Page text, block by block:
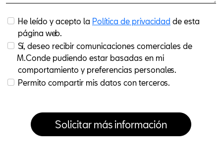
He leído y acepto la Política de privacidad de esta
página web.
Sí, deseo recibir comunicaciones comerciales de
M.Conde pudiendo estar basadas en mi
comportamiento y preferencias personales.
Permito compartir mis datos con terceros.